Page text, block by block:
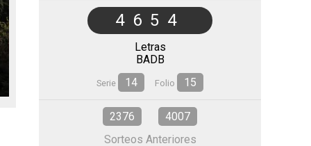
4654
Letras
BADB
Serie 14 Folio 15
2376
4007
Sorteos Anteriores